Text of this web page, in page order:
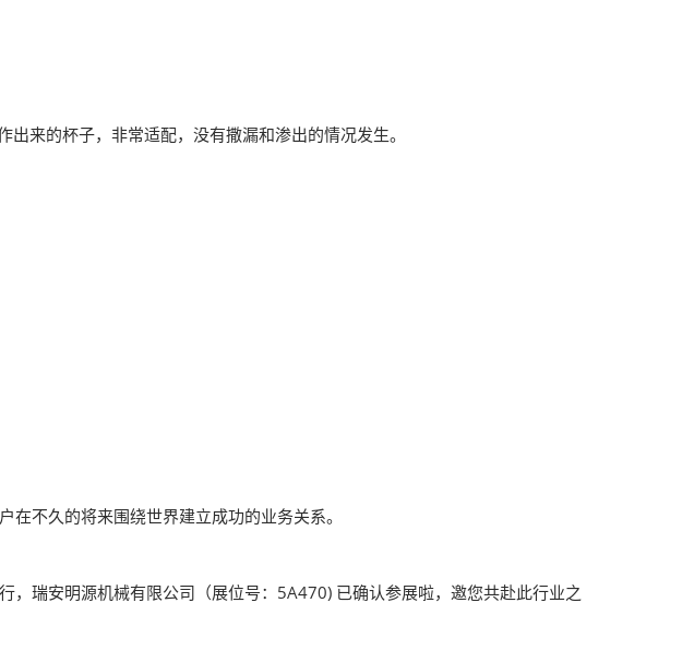
来的杯子，非常适配，没有撒漏和渗出的情况发生。
不久的将来围绕世界建立成功的业务关系。
瑞安明源机械有限公司（展位号：5A470) 已确认参展啦，邀您共赴此行业之